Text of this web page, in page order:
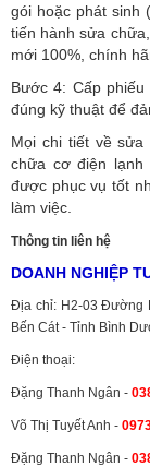
gói hoặc phát sinh
tiến hành sửa
mới 100%, chính
Bước 4: Cấp
đúng kỹ thuật để
Mọi chi tiết về
chữa cơ điện lạnh
được phục vụ tốt
làm việc.
Thông tin liên hệ
DOANH NGHIỆP
Địa chỉ: H2-03 Đường
Bến Cát - Tỉnh Bình
Điện thoại:
Đặng Thanh Ngân -
Võ Thị Tuyết Anh -
Đặng Thanh Ngân -